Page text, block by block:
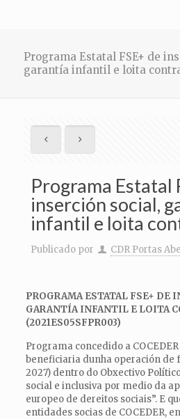
Programa Estatal FSE+ de
garantía infantil e loita
Programa Estatal
inserción social,
infantil e loita
Publicado por CDR Portas
PROGRAMA ESTATAL FSE+ DE
GARANTÍA INFANTIL E LOITA
(2021ES05SFPR003)
Programa concedido a
beneficiaria dunha operación de
2027) dentro do Obxectivo
social e inclusiva por medio da
europeo de dereitos sociais”. E
entidades socias de COCEDER,